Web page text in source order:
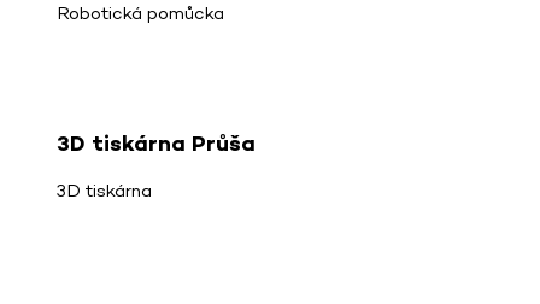
Robotická pomůcka
3D tiskárna Průša
3D tiskárna